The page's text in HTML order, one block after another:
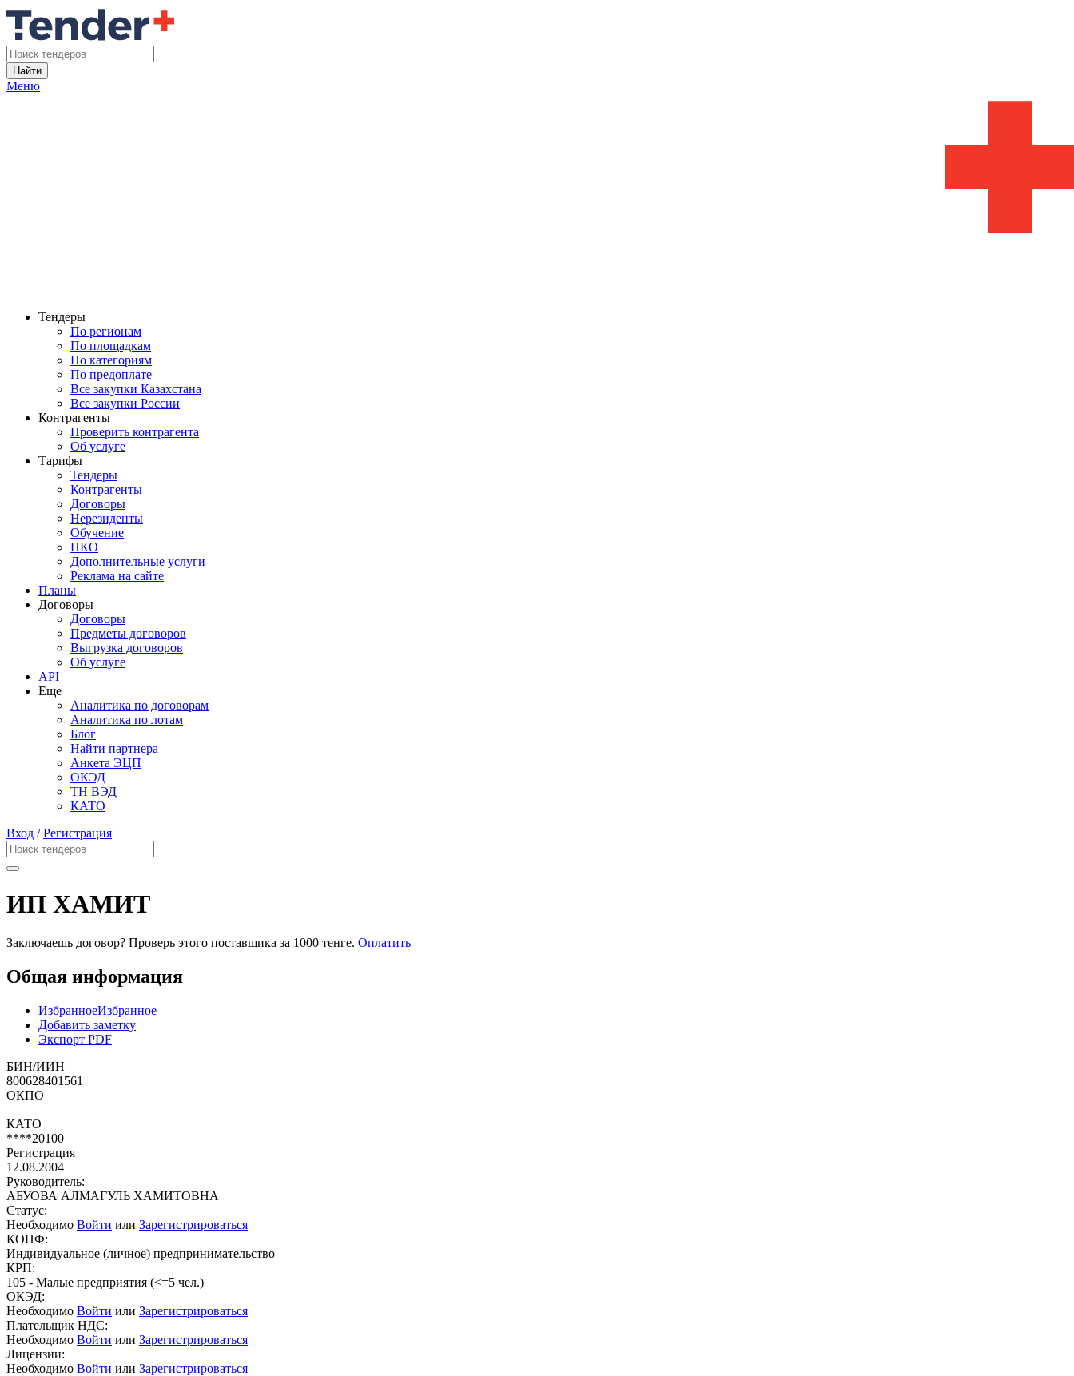
Найти
Меню
Тендеры
По регионам
По площадкам
По категориям
По предоплате
Все закупки Казахстана
Все закупки России
Контрагенты
Проверить контрагента
Об услуге
Тарифы
Тендеры
Контрагенты
Договоры
Нерезиденты
Обучение
ПКО
Дополнительные услуги
Реклама на сайте
Планы
Договоры
Договоры
Предметы договоров
Выгрузка договоров
Об услуге
API
Еще
Аналитика по договорам
Аналитика по лотам
Блог
Найти партнера
Анкета ЭЦП
ОКЭД
ТН ВЭД
КАТО
Вход /Регистрация
ИП ХАМИТ
Заключаешь договор? Проверь этого поставщика за 1000 тенге. Оплатить
Общая информация
ИзбранноеИзбранное
Добавить заметку
Экспорт PDF
БИН/ИИН
800628401561
ОКПО
КАТО
****20100
Регистрация
12.08.2004
Руководитель:
АБУОВА АЛМАГУЛЬ ХАМИТОВНА
Статус:
Необходимо Войти или Зарегистрироваться
КОПФ:
Индивидуальное (личное) предпринимательство
КРП:
105 - Малые предприятия (<=5 чел.)
ОКЭД:
Необходимо Войти или Зарегистрироваться
Плательщик НДС:
Необходимо Войти или Зарегистрироваться
Лицензии:
Необходимо Войти или Зарегистрироваться